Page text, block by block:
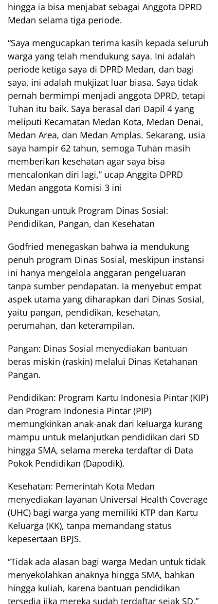
hingga ia bisa menjabat sebagai Anggota DPRD
Medan selama tiga periode.
“Saya mengucapkan terima kasih kepada seluruh
warga yang telah mendukung saya. Ini adalah
periode ketiga saya di DPRD Medan, dan bagi
saya, ini adalah mukjizat luar biasa. Saya tidak
pernah bermimpi menjadi anggota DPRD, tetapi
Tuhan itu baik. Saya berasal dari Dapil 4 yang
meliputi Kecamatan Medan Kota, Medan Denai,
Medan Area, dan Medan Amplas. Sekarang, usia
saya hampir 62 tahun, semoga Tuhan masih
memberikan kesehatan agar saya bisa
mencalonkan diri lagi,” ucap Anggita DPRD
Medan anggota Komisi 3 ini
Dukungan untuk Program Dinas Sosial:
Pendidikan, Pangan, dan Kesehatan
Godfried menegaskan bahwa ia mendukung
penuh program Dinas Sosial, meskipun instansi
ini hanya mengelola anggaran pengeluaran
tanpa sumber pendapatan. Ia menyebut empat
aspek utama yang diharapkan dari Dinas Sosial,
yaitu pangan, pendidikan, kesehatan,
perumahan, dan keterampilan.
Pangan: Dinas Sosial menyediakan bantuan
beras miskin (raskin) melalui Dinas Ketahanan
Pangan.
Pendidikan: Program Kartu Indonesia Pintar (KIP)
dan Program Indonesia Pintar (PIP)
memungkinkan anak-anak dari keluarga kurang
mampu untuk melanjutkan pendidikan dari SD
hingga SMA, selama mereka terdaftar di Data
Pokok Pendidikan (Dapodik).
Kesehatan: Pemerintah Kota Medan
menyediakan layanan Universal Health Coverage
(UHC) bagi warga yang memiliki KTP dan Kartu
Keluarga (KK), tanpa memandang status
kepesertaan BPJS.
“Tidak ada alasan bagi warga Medan untuk tidak
menyekolahkan anaknya hingga SMA, bahkan
hingga kuliah, karena bantuan pendidikan
tersedia jika mereka sudah terdaftar sejak SD,”